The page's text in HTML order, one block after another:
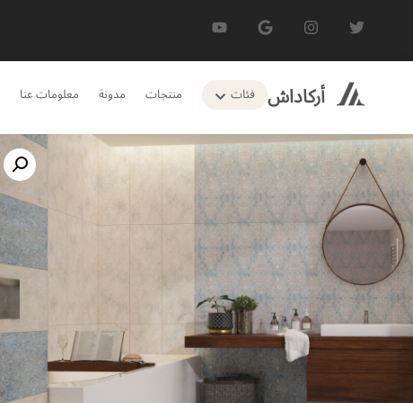
أركاداش فئات منتجات مدونة معلومات عنا